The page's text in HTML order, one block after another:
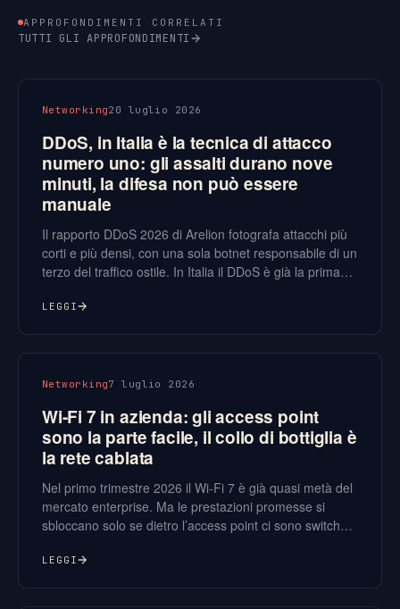
APPROFONDIMENTI CORRELATI
TUTTI GLI APPROFONDIMENTI
Networking20 luglio 2026
DDoS, in Italia è la tecnica di attacco
numero uno: gli assalti durano nove
minuti, la difesa non può essere
manuale
Il rapporto DDoS 2026 di Arelion fotografa attacchi più
corti e più densi, con una sola botnet responsabile di un
terzo del traffico ostile. In Italia il DDoS è già la prima
disponibilità dei servizi si difende a monte, non con un
LEGGI
Networking7 luglio 2026
Wi-Fi 7 in azienda: gli access point
sono la parte facile, il collo di bottiglia è
la rete cablata
Nel primo trimestre 2026 il Wi-Fi 7 è già quasi metà del
mercato enterprise. Ma le prestazioni promesse si
sbloccano solo se dietro l’access point ci sono switch
sui 6 GHz: cambiare gli AP senza aggiornare la rete
LEGGI